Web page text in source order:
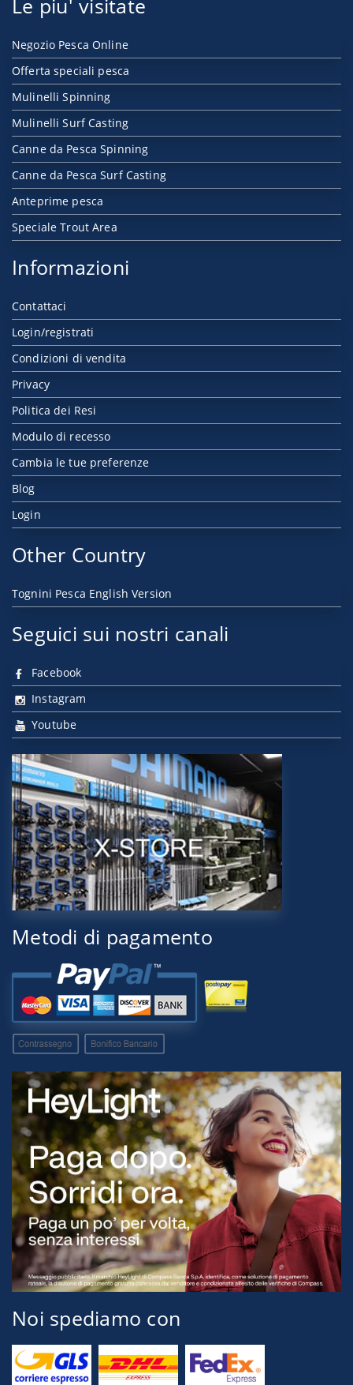
Le piu' visitate
Negozio Pesca Online
Offerta speciali pesca
Mulinelli Spinning
Mulinelli Surf Casting
Canne da Pesca Spinning
Canne da Pesca Surf Casting
Anteprime pesca
Speciale Trout Area
Informazioni
Contattaci
Login/registrati
Condizioni di vendita
Privacy
Politica dei Resi
Modulo di recesso
Cambia le tue preferenze
Blog
Login
Other Country
Tognini Pesca English Version
Seguici sui nostri canali
Facebook
Instagram
Youtube
Metodi di pagamento
Noi spediamo con